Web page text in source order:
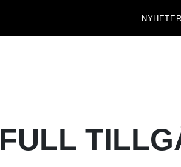
NYHETER
FULL